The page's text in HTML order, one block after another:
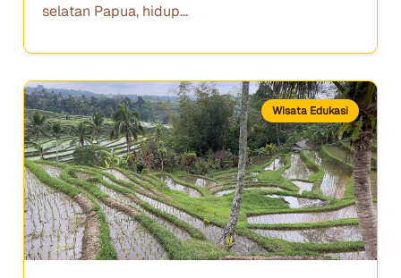
selatan Papua, hidup...
Wisata Edukasi